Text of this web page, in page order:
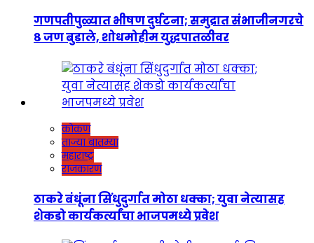
गणपतीपुळ्यात भीषण दुर्घटना; समुद्रात संभाजीनगरचे
८ जण बुडाले, शोधमोहीम युद्धपातळीवर
कोकण
ताज्या बातम्या
महाराष्ट्र
राजकारण
ठाकरे बंधूंना सिंधुदुर्गात मोठा धक्का; युवा नेत्यासह
शेकडो कार्यकर्त्यांचा भाजपमध्ये प्रवेश